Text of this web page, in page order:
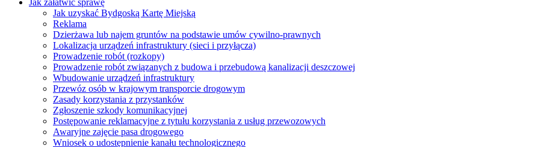
Jak uzyskać Bydgoską Kartę Miejską
Reklama
Dzierżawa lub najem gruntów na podstawie umów cywilno-prawnych
Lokalizacja urządzeń infrastruktury (sieci i przyłącza)
Prowadzenie robót (rozkopy)
Prowadzenie robót związanych z budowa i przebudową kanalizacji deszczowej
Wbudowanie urządzeń infrastruktury
Przewóz osób w krajowym transporcie drogowym
Zasady korzystania z przystanków
Zgłoszenie szkody komunikacyjnej
Postępowanie reklamacyjne z tytułu korzystania z usług przewozowych
Awaryjne zajęcie pasa drogowego
Wniosek o udostępnienie kanału technologicznego